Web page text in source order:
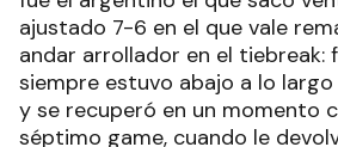
ajustado 7-6 en el que vale
andar arrollador en el tiebreak:
siempre estuvo abajo a lo
y se recuperó en un momento
séptimo game, cuando le